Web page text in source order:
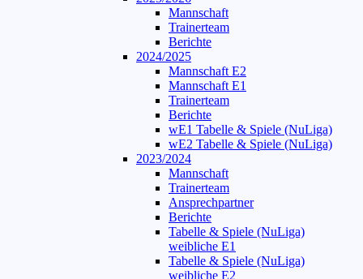
Mannschaft
Trainerteam
Berichte
2024/2025
Mannschaft E2
Mannschaft E1
Trainerteam
Berichte
wE1 Tabelle & Spiele (NuLiga)
wE2 Tabelle & Spiele (NuLiga)
2023/2024
Mannschaft
Trainerteam
Ansprechpartner
Berichte
Tabelle & Spiele (NuLiga)
weibliche E1
Tabelle & Spiele (NuLiga)
weibliche E2